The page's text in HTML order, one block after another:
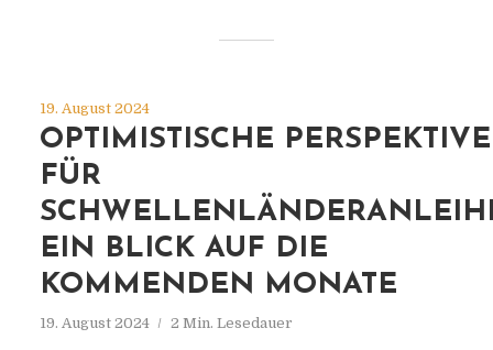
19. August 2024
OPTIMISTISCHE
FÜR
EIN BLICK AUF DIE
KOMMENDEN MONATE
19. August 2024 2 Min. Lesedauer